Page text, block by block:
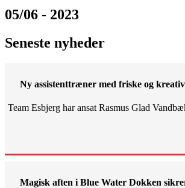
05/06 - 2023
Seneste nyheder
Ny assistenttræner med friske og
Team Esbjerg har ansat Rasmus Glad
Magisk aften i Blue Water Dokken